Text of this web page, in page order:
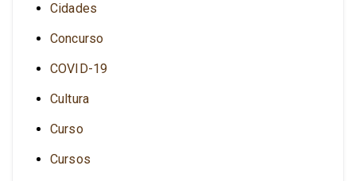
Cidades
Concurso
COVID-19
Cultura
Curso
Cursos